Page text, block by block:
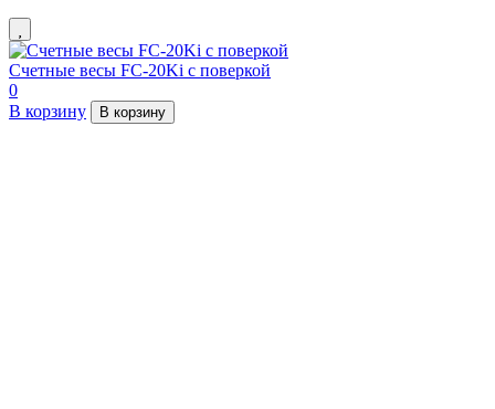
Счетные весы FC-20Ki с поверкой
0
В корзину
В корзину